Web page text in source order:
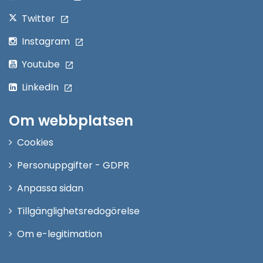
Twitter
Instagram
Youtube
LinkedIn
Om webbplatsen
Cookies
Personuppgifter - GDPR
Anpassa sidan
Tillgänglighetsredogörelse
Om e-legitimation